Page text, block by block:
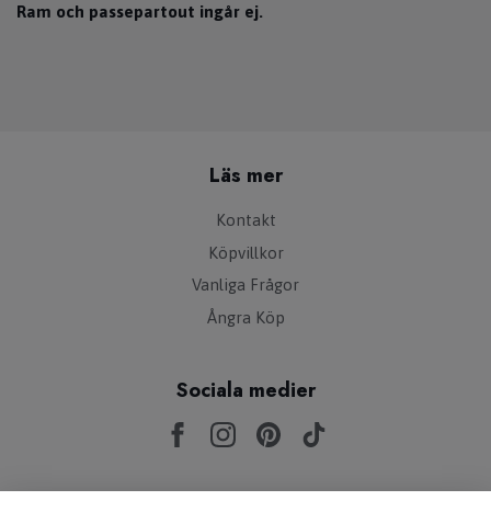
Ram och passepartout ingår ej.
Läs mer
Kontakt
Köpvillkor
Vanliga Frågor
Ångra Köp
Sociala medier